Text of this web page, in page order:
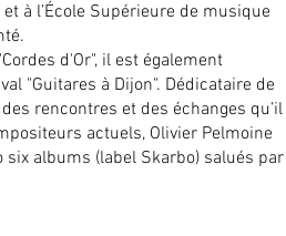
à l’École Supérieure de musique
d'Or", il est également
"Guitares à Dijon". Dédicataire de
rencontres et des échanges qu’il
actuels, Olivier Pelmoine
six albums (label Skarbo) salués par